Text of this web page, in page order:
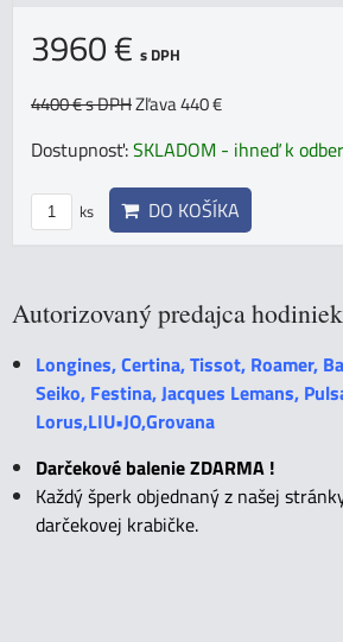
3960 € s DPH
4400 €s DPHZľava 440 €
Dostupnosť:SKLADOM - ihneď k
ks DO KOŠÍKA
Autorizovaný predajca hodiniek
Longines, Certina, Tissot, Roamer,
Seiko, Festina, Jacques Lemans,
Lorus,LIU•JO,Grovana
Darčekové balenie ZDARMA !
Každý šperk objednaný z našej
darčekovej krabičke.